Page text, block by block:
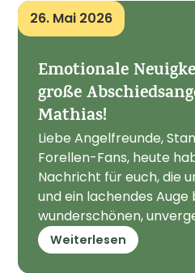
26. Mai 2026
Emotionale
große
Mathias!
Liebe Angelfreunde,
Forellen-Fans, heute
Nachricht für euch, die
und ein lachendes Auge
wunderschönen,
Weiterlesen